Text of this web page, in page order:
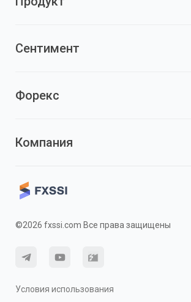
Сентимент
Форекс
Компания
©2026 fxssi.com Все права защищены
Условия использования